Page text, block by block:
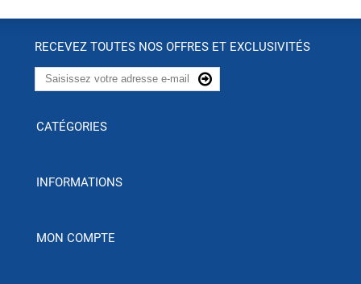
RECEVEZ TOUTES NOS OFFRES ET EXCLUSIVITÉS
CATÉGORIES
INFORMATIONS
MON COMPTE